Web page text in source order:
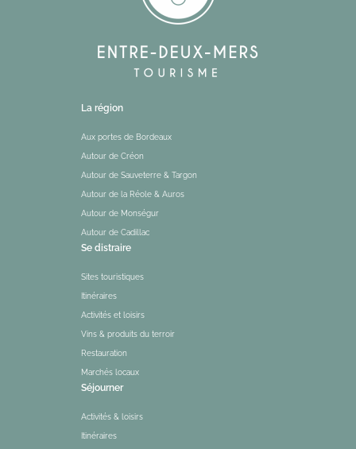
La région
Aux portes de Bordeaux
Autour de Créon
Autour de Sauveterre & Targon
Autour de la Réole & Auros
Autour de Monségur
Autour de Cadillac
Se distraire
Sites touristiques
Itinéraires
Activités et loisirs
Vins & produits du terroir
Restauration
Marchés locaux
Séjourner
Activités & loisirs
Itinéraires